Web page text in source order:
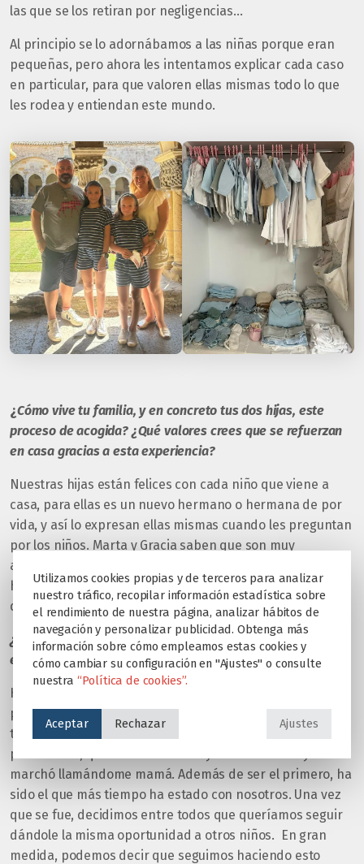
las que se los retiran por negligencias…
Al principio se lo adornábamos a las niñas porque eran
pequeñas, pero ahora les intentamos explicar cada caso
en particular, para que valoren ellas mismas todo lo que
les rodea y entiendan este mundo.
¿Cómo vive tu familia, y en concreto tus dos hijas, este
proceso de acogida? ¿Qué valores crees que se refuerzan
en casa gracias a esta experiencia?
Nuestras hijas están felices con cada niño que viene a
casa, para ellas es un nuevo hermano o hermana de por
vida, y así lo expresan ellas mismas cuando les preguntan
por los niños. Marta y Gracia saben que son muy
afortunadas por todo lo que tienen, pero esto les está
haciendo crecer como personas entregadas a los demás,
que valoran todo lo que les rodea.
¿Hay alguna historia o momento que os haya marcado
especialmente?
Hay muchos momentos que han marcado nuestro
proyecto familiar de acogida, pero el que creo que
tenemos todos más grabado fue la salida de nuestro
primer niño, que estuvo casi año y medio en casa y se
marchó llamándome mamá. Además de ser el primero, ha
sido el que más tiempo ha estado con nosotros. Una vez
que se fue, decidimos entre todos que queríamos seguir
dándole la misma oportunidad a otros niños. En gran
medida, podemos decir que seguimos haciendo esto
Utilizamos cookies propias y de terceros para analizar
nuestro tráfico, recopilar información estadística sobre
el rendimiento de nuestra página, analizar hábitos de
navegación y personalizar publicidad. Obtenga más
información sobre cómo empleamos estas cookies y
cómo cambiar su configuración en "Ajustes" o consulte
nuestra “Política de cookies”.
Aceptar Rechazar Ajustes